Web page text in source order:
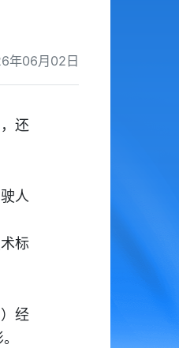
年06月02日
还
人
标
经